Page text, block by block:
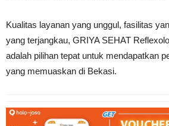
Kualitas layanan yang unggul, fasilitas
yang terjangkau, GRIYA SEHAT
adalah pilihan tepat untuk mendapatkan
yang memuaskan di Bekasi.